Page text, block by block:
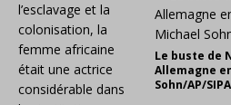
Le buste de
Allemagne
Sohn/AP/SIPA
l’esclavage et la
colonisation, la
femme africaine
était une actrice
considérable dans